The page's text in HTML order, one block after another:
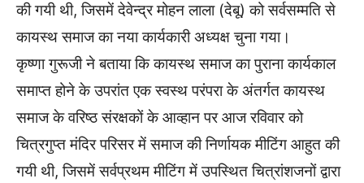
की गयी थी, जिसमें देवेन्द्र मोहन लाला (देबू) को सर्वसम्मति से
कायस्थ समाज का नया कार्यकारी अध्यक्ष चुना गया।
कृष्णा गुरूजी ने बताया कि कायस्थ समाज का पुराना कार्यकाल
समाप्त होने के उपरांत एक स्वस्थ परंपरा के अंतर्गत कायस्थ
समाज के वरिष्ठ संरक्षकों के आव्हान पर आज रविवार को
चित्रगुप्त मंदिर परिसर में समाज की निर्णायक मीटिंग आहुत की
गयी थी, जिसमें सर्वप्रथम मीटिंग में उपस्थित चित्रांशजनों द्वारा